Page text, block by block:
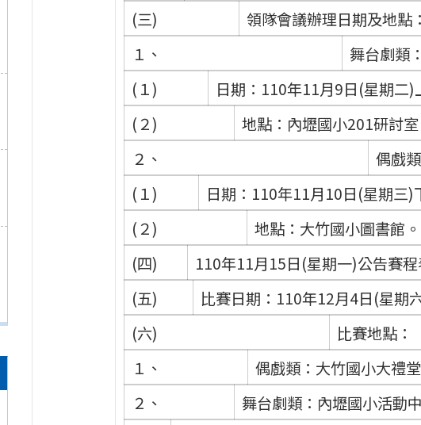
(三)
領隊會議辦理日期及地點：
１、
舞台劇類：
(１)
日期：110年11月9日(星期二)
(２)
地點：內壢國小201研討室
２、
偶戲類
(１)
日期：110年11月10日(星期三)
(２)
地點：大竹國小圖書館。
(四)
110年11月15日(星期一)公告賽
(五)
比賽日期：110年12月4日(星期
(六)
比賽地點：
１、
偶戲類：大竹國小大禮堂
２、
舞台劇類：內壢國小活動